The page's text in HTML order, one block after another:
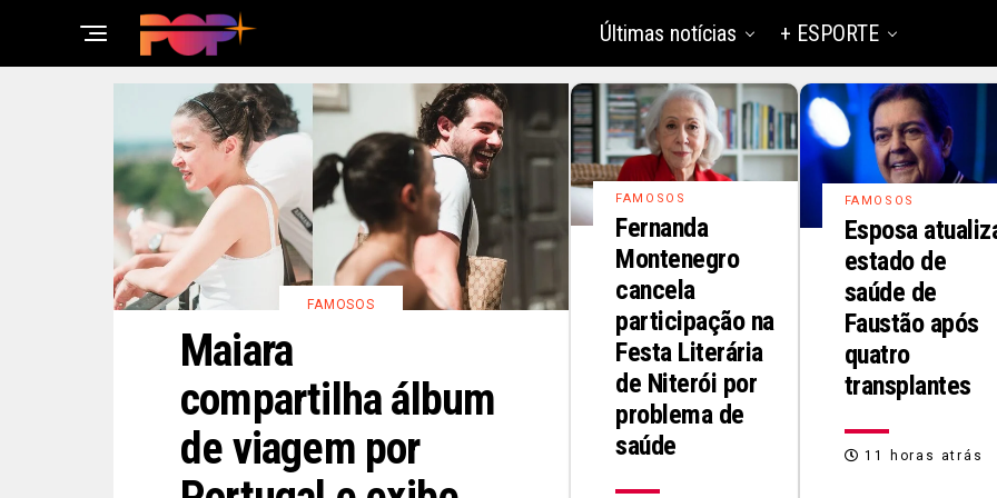
Últimas notícias + ESPORTE
FAMOSOS
Maiara
compartilha álbum
de viagem por
FAMOSOS
Fernanda
Montenegro
cancela
participação na
Festa Literária
de Niterói por
problema de
saúde
FAMOSOS
Esposa
estado de
saúde de
Faustão após
quatro
transplantes
11 horas atrás